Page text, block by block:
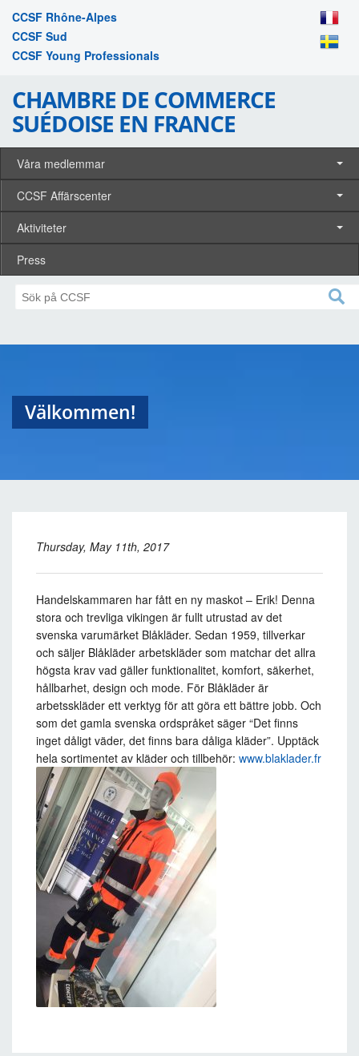
CCSF Rhône-Alpes
CCSF Sud
CCSF Young Professionals
CHAMBRE DE COMMERCE
SUÉDOISE EN FRANCE
Våra medlemmar
CCSF Affärscenter
Aktiviteter
Press
Välkommen!
Thursday, May 11th, 2017
Handelskammaren har fått en ny maskot – Erik! Denna
stora och trevliga vikingen är fullt utrustad av det
svenska varumärket Blåkläder. Sedan 1959, tillverkar
och säljer Blåkläder arbetskläder som matchar det allra
högsta krav vad gäller funktionalitet, komfort, säkerhet,
hållbarhet, design och mode. För Blåkläder är
arbetsskläder ett verktyg för att göra ett bättre jobb. Och
som det gamla svenska ordspråket säger “Det finns
inget dåligt väder, det finns bara dåliga kläder”. Upptäck
hela sortimentet av kläder och tillbehör: www.blaklader.fr